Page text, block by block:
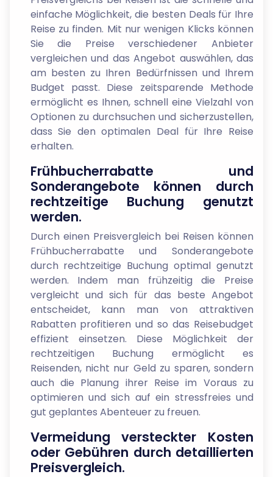
einfache Möglichkeit, die besten Deals für Ihre
Reise zu finden. Mit nur wenigen Klicks können
Sie die Preise verschiedener Anbieter
vergleichen und das Angebot auswählen, das
am besten zu Ihren Bedürfnissen und Ihrem
Budget passt. Diese zeitsparende Methode
ermöglicht es Ihnen, schnell eine Vielzahl von
Optionen zu durchsuchen und sicherzustellen,
dass Sie den optimalen Deal für Ihre Reise
erhalten.
Frühbucherrabatte und
Sonderangebote können durch
rechtzeitige Buchung genutzt
werden.
Durch einen Preisvergleich bei Reisen können
Frühbucherrabatte und Sonderangebote
durch rechtzeitige Buchung optimal genutzt
werden. Indem man frühzeitig die Preise
vergleicht und sich für das beste Angebot
entscheidet, kann man von attraktiven
Rabatten profitieren und so das Reisebudget
effizient einsetzen. Diese Möglichkeit der
rechtzeitigen Buchung ermöglicht es
Reisenden, nicht nur Geld zu sparen, sondern
auch die Planung ihrer Reise im Voraus zu
optimieren und sich auf ein stressfreies und
gut geplantes Abenteuer zu freuen.
Vermeidung versteckter Kosten
oder Gebühren durch detaillierten
Preisvergleich.